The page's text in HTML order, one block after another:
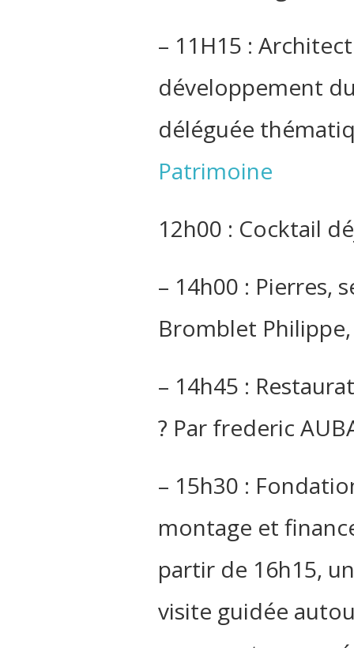
– 11H15 :
développement
déléguée
Patrimoine
12h00 : Cocktail
– 14h00 : Pierres,
Bromblet
– 14h45 :
? Par frederic
– 15h30 :
montage et
partir de 16h15,
visite guidée